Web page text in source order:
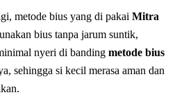
metode bius yang di pakai Mitra
bius tanpa jarum suntik,
nyeri di banding metode bius
sehingga si kecil merasa aman dan